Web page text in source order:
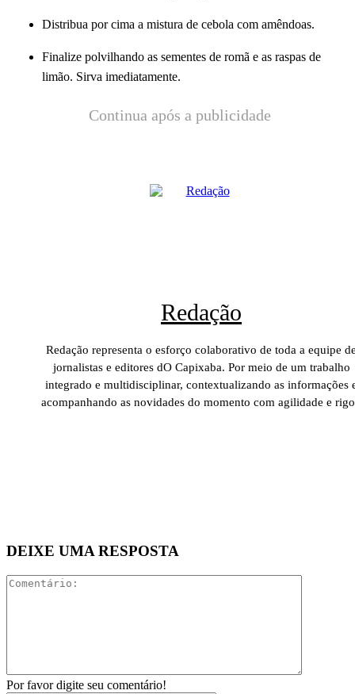
Distribua por cima a mistura de cebola com amêndoas.
Finalize polvilhando as sementes de romã e as raspas de
limão. Sirva imediatamente.
Continua após a publicidade
Redação
Redação representa o esforço colaborativo de toda a equipe
jornalistas e editores dO Capixaba. Por meio de um trabalho
integrado e multidisciplinar, contextualizando as informações
acompanhando as novidades do momento com agilidade e
DEIXE UMA RESPOSTA
Por favor digite seu comentário!